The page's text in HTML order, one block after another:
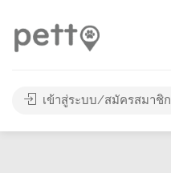
เข้าสู่ระบบ/สมัครสมาชิก